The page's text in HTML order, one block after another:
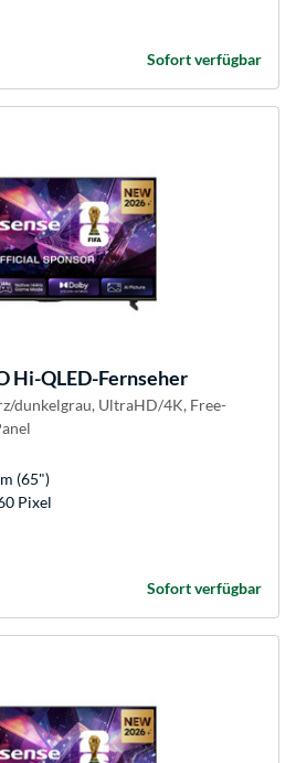
Sofort verfügbar
Hi-QLED-Fernseher
dunkelgrau, UltraHD/4K, Free-
(65")
Pixel
Sofort verfügbar